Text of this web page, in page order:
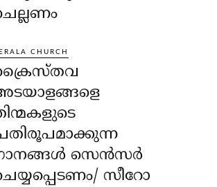
CHURCH
സെൻസർ
സീറോ